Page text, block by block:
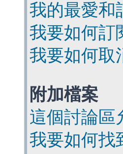
我的最愛和
我要如何訂
我要如何取
附加檔案
這個討論區
我要如何找